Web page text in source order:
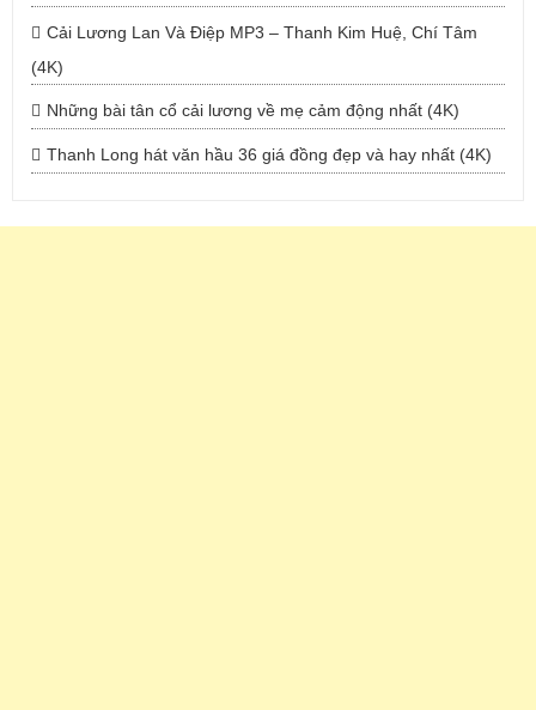
Cải Lương Lan Và Điệp MP3 – Thanh Kim Huệ, Chí Tâm
(4K)
Những bài tân cổ cải lương về mẹ cảm động nhất (4K)
Thanh Long hát văn hầu 36 giá đồng đẹp và hay nhất (4K)